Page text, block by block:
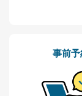
公衆衛
とが困難
国の機関
事前予